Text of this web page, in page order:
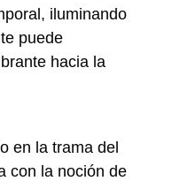
iluminando
puede
hacia la
en la trama del
con la noción de